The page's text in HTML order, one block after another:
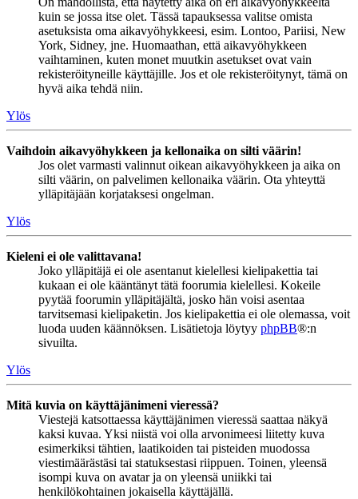
kuin se jossa itse olet. Tässä tapauksessa valitse omista
asetuksista oma aikavyöhykkeesi, esim. Lontoo, Pariisi, New
York, Sidney, jne. Huomaathan, että aikavyöhykkeen
vaihtaminen, kuten monet muutkin asetukset ovat vain
rekisteröityneille käyttäjille. Jos et ole rekisteröitynyt, tämä on
hyvä aika tehdä niin.
Ylös
Vaihdoin aikavyöhykkeen ja kellonaika on silti väärin!
Jos olet varmasti valinnut oikean aikavyöhykkeen ja aika on
silti väärin, on palvelimen kellonaika väärin. Ota yhteyttä
ylläpitäjään korjataksesi ongelman.
Ylös
Kieleni ei ole valittavana!
Joko ylläpitäjä ei ole asentanut kielellesi kielipakettia tai
kukaan ei ole kääntänyt tätä foorumia kielellesi. Kokeile
pyytää foorumin ylläpitäjältä, josko hän voisi asentaa
tarvitsemasi kielipaketin. Jos kielipakettia ei ole olemassa, voit
luoda uuden käännöksen. Lisätietoja löytyy phpBB®:n
sivuilta.
Ylös
Mitä kuvia on käyttäjänimeni vieressä?
Viestejä katsottaessa käyttäjänimen vieressä saattaa näkyä
kaksi kuvaa. Yksi niistä voi olla arvonimeesi liitetty kuva
esimerkiksi tähtien, laatikoiden tai pisteiden muodossa
viestimäärästäsi tai statuksestasi riippuen. Toinen, yleensä
isompi kuva on avatar ja on yleensä uniikki tai
henkilökohtainen jokaisella käyttäjällä.